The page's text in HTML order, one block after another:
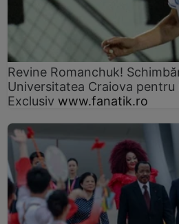
Revine Romanchuk!
Universitatea Craiova pentru
Exclusiv www.fanatik.ro